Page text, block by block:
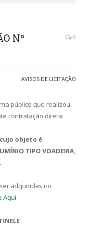
Nº
0
AVISOS DE LICITAÇÃO
público que realizou,
contratação direta:
cujo objeto é
TIPO VOADEIRA,
adquiridas no
Aqui.